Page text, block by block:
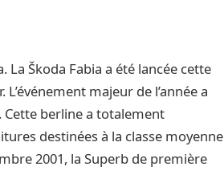
Škoda Fabia a été lancée cette
majeur de l’année a
Cette berline a totalement
destinées à la classe moyenne
2001, la Superb de première